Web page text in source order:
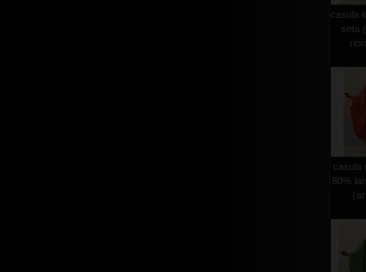
casula
seta
casula
80%